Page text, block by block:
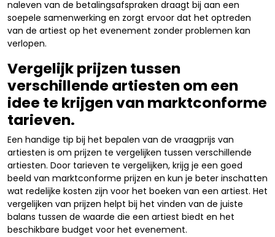
naleven van de betalingsafspraken draagt bij aan een
soepele samenwerking en zorgt ervoor dat het optreden
van de artiest op het evenement zonder problemen kan
verlopen.
Vergelijk prijzen tussen
verschillende artiesten om een
idee te krijgen van marktconforme
tarieven.
Een handige tip bij het bepalen van de vraagprijs van
artiesten is om prijzen te vergelijken tussen verschillende
artiesten. Door tarieven te vergelijken, krijg je een goed
beeld van marktconforme prijzen en kun je beter inschatten
wat redelijke kosten zijn voor het boeken van een artiest. Het
vergelijken van prijzen helpt bij het vinden van de juiste
balans tussen de waarde die een artiest biedt en het
beschikbare budget voor het evenement.